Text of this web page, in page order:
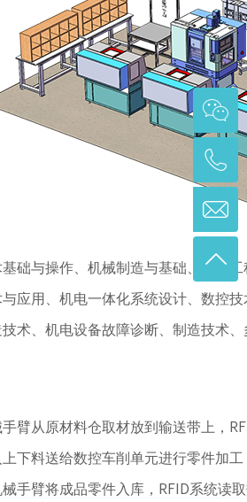
础与操作、机械制造与基础、机械
应用、机电一体化系统设计、数控
术、机电设备故障诊断、制造技术
手臂从原材料仓取材放到输送带上，
上下料送给数控车削单元进行零件加
手臂将成品零件入库，RFID系统读